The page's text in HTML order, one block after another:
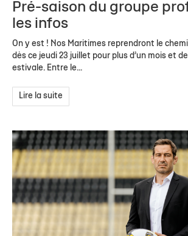
Pré-saison du groupe
les infos
On y est ! Nos Maritimes reprendront le
dès ce jeudi 23 juillet pour plus d’un mois et
estivale. Entre le...
Lire la suite